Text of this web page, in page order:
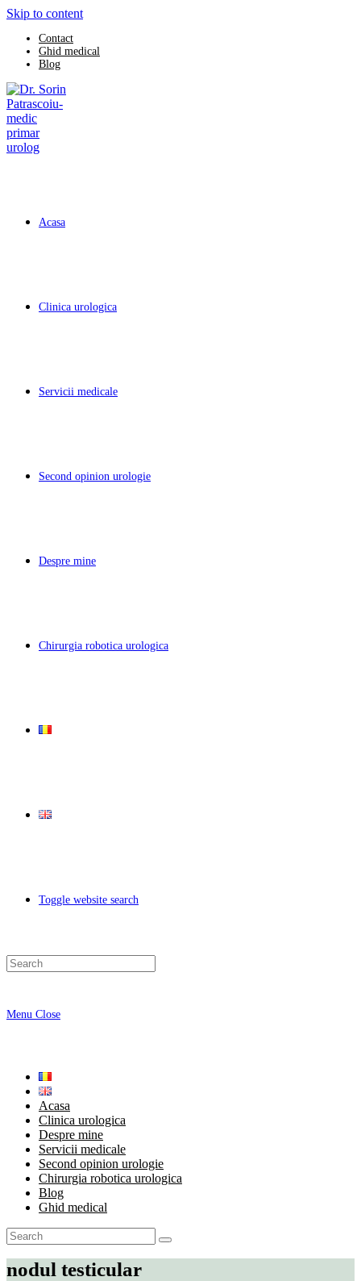
Skip to content
Contact
Ghid medical
Blog
Acasa
Clinica urologica
Servicii medicale
Second opinion urologie
Despre mine
Chirurgia robotica urologica
Toggle website search
Menu Close
Acasa
Clinica urologica
Despre mine
Servicii medicale
Second opinion urologie
Chirurgia robotica urologica
Blog
Ghid medical
nodul testicular